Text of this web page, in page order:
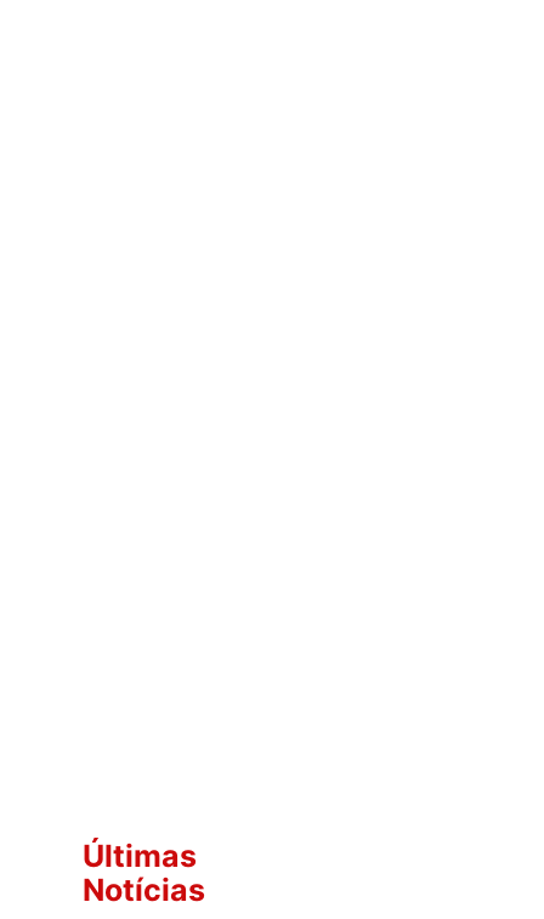
Últimas
Notícias